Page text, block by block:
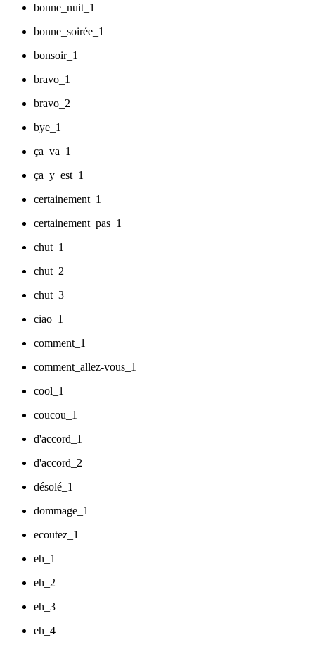
bonne_nuit_1
bonne_soirée_1
bonsoir_1
bravo_1
bravo_2
bye_1
ça_va_1
ça_y_est_1
certainement_1
certainement_pas_1
chut_1
chut_2
chut_3
ciao_1
comment_1
comment_allez-vous_1
cool_1
coucou_1
d'accord_1
d'accord_2
désolé_1
dommage_1
ecoutez_1
eh_1
eh_2
eh_3
eh_4